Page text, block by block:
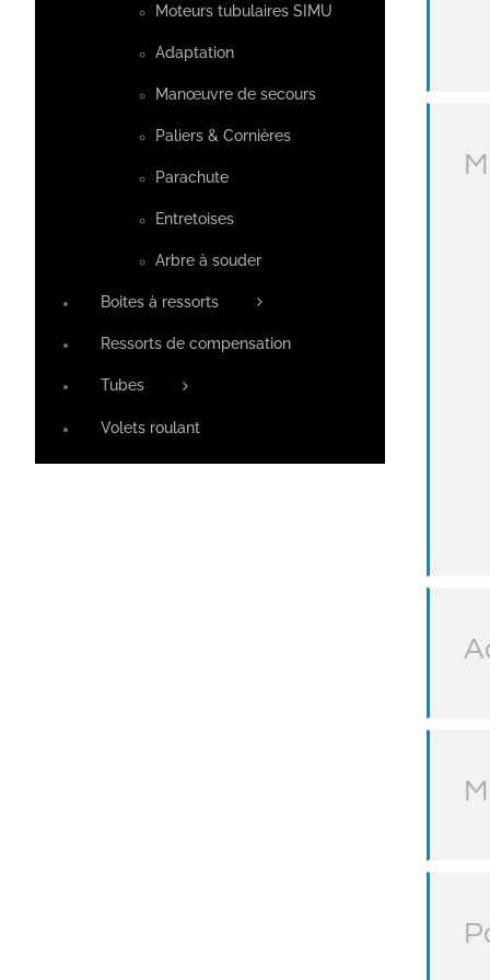
Moteurs tubulaires SIMU
Adaptation
Manœuvre de secours
Paliers & Cornières
Parachute
Entretoises
Arbre à souder
Boites à ressorts
Ressorts de compensation
Tubes
Volets roulant